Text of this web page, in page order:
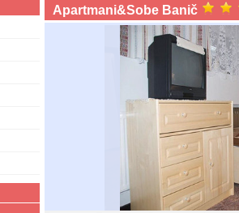
Apartmani&Sobe Banič